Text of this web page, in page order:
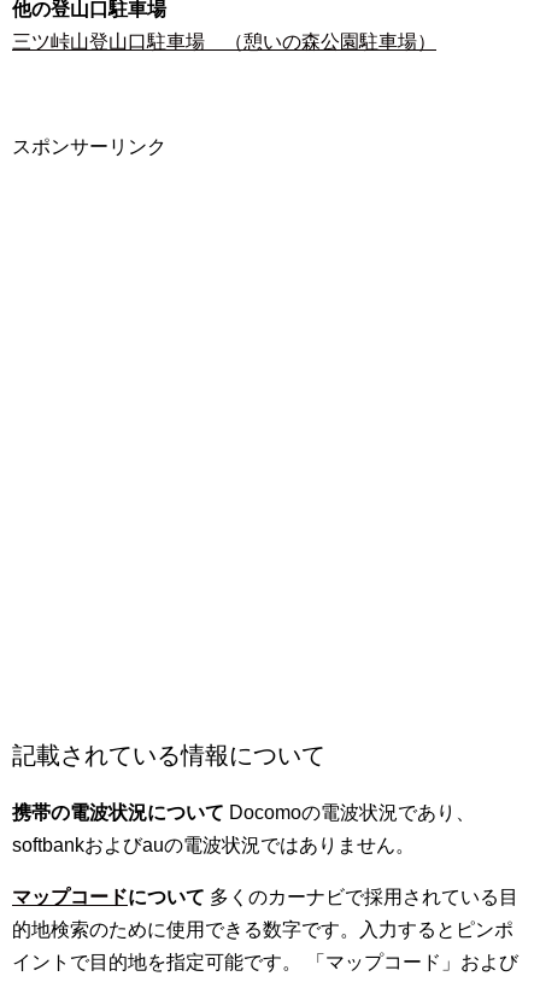
他の登山口駐車場
三ツ峠山登山口駐車場 （憩いの森公園駐車場）
スポンサーリンク
記載されている情報について
携帯の電波状況について Docomoの電波状況であり、
softbankおよびauの電波状況ではありません。
マップコードについて 多くのカーナビで採用されている目
的地検索のために使用できる数字です。入力するとピンポ
イントで目的地を指定可能です。 「マップコード」および